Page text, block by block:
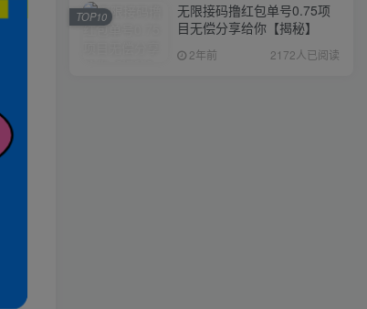
无限接码撸红包单号0.75项
目无偿分享给你【揭秘】
2年前 2172人已阅读
TOP10